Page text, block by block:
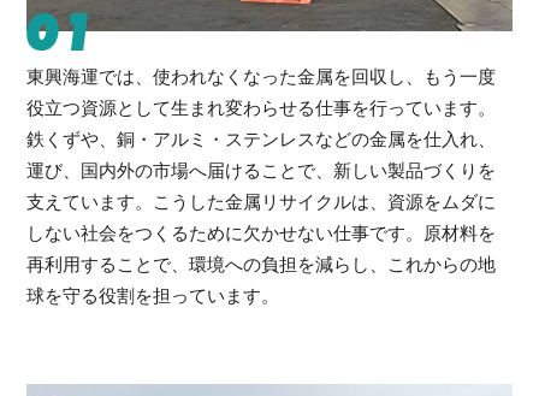
01
東興海運では、使われなくなった金属を回収し、もう一度
役立つ資源として生まれ変わらせる仕事を行っています。
鉄くずや、銅・アルミ・ステンレスなどの金属を仕入れ、
運び、国内外の市場へ届けることで、新しい製品づくりを
支えています。こうした金属リサイクルは、資源をムダに
しない社会をつくるために欠かせない仕事です。原材料を
再利用することで、環境への負担を減らし、これからの地
球を守る役割を担っています。